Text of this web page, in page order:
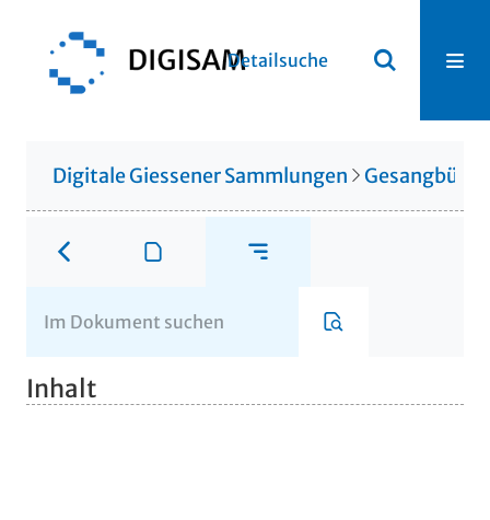
Detailsuche
Digitale Giessener Sammlungen
Inhalt